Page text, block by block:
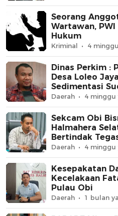
Seorang
Wartawan,
Hukum
Kriminal 4
Dinas Perkim :
Desa Loleo
Sedimentasi
Daerah 4 minggu
Sekcam Obi
Halmahera
Bertindak
Daerah 4 minggu
Kesepakatan
Kecelakaan
Pulau Obi
Daerah 1 bulan